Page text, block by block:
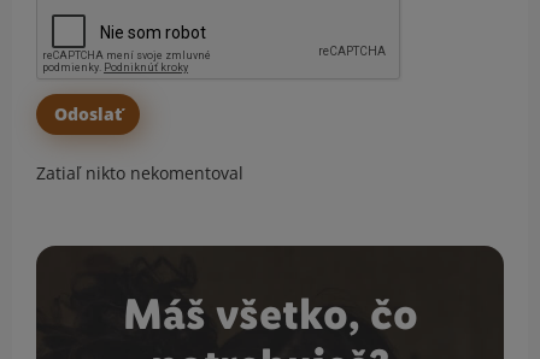
Zatiaľ nikto nekomentoval
Máš všetko, čo